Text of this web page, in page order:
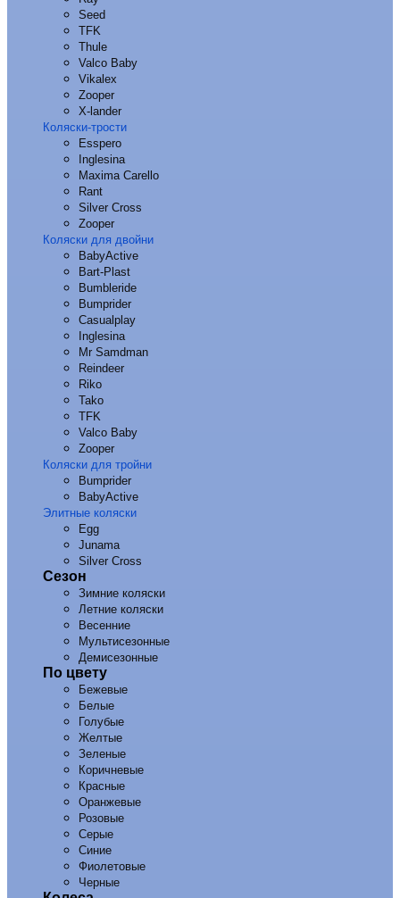
Seed
TFK
Thule
Valco Baby
Vikalex
Zooper
X-lander
Коляски-трости
Esspero
Inglesina
Maxima Carello
Rant
Silver Cross
Zooper
Коляски для двойни
BabyActive
Bart-Plast
Bumbleride
Bumprider
Casualplay
Inglesina
Mr Samdman
Reindeer
Riko
Tako
TFK
Valco Baby
Zooper
Коляски для тройни
Bumprider
BabyActive
Элитные коляски
Egg
Junama
Silver Cross
Сезон
Зимние коляски
Летние коляски
Весенние
Мультисезонные
Демисезонные
По цвету
Бежевые
Белые
Голубые
Желтые
Зеленые
Коричневые
Красные
Оранжевые
Розовые
Серые
Синие
Фиолетовые
Черные